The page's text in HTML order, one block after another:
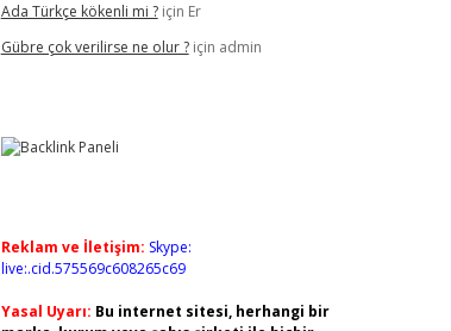
Ada Türkçe kökenli mi ?için Er
Gübre çok verilirse ne olur ?için admin
Reklam ve İletişim: Skype:
live:.cid.575569c608265c69
Yasal Uyarı: Bu internet sitesi, herhangi bir